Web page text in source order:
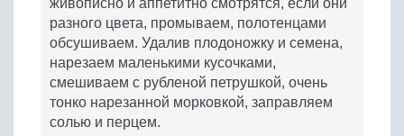
живописно и аппетитно смотрятся, если они
разного цвета, промываем, полотенцами
обсушиваем. Удалив плодоножку и семена,
нарезаем маленькими кусочками,
смешиваем с рубленой петрушкой, очень
тонко нарезанной морковкой, заправляем
солью и перцем.